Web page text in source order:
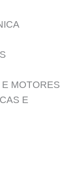
MOTORES
E